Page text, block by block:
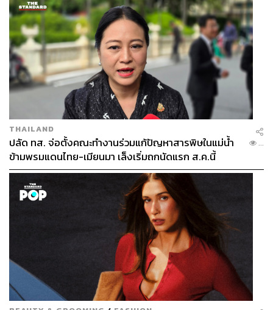
THAILAND
ปลัด ทส. จ่อตั้งคณะทำงานร่วมแก้ปัญหาสารพิษในแม่น้ำ
ข้ามพรมแดนไทย-เมียนมา เล็งเริ่มถกนัดแรก ส.ค.นี้
...